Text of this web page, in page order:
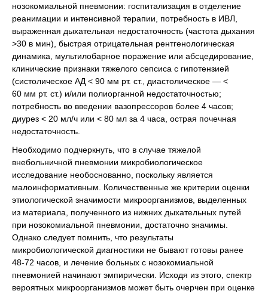
нозокомиальной пневмонии: госпитализация в отделение
реанимации и интенсивной терапии, потребность в ИВЛ,
выраженная дыхательная недостаточность (частота дыхания
>30 в мин), быстрая отрицательная рентгенологическая
динамика, мультилобарное поражение или абсцедирование,
клинические признаки тяжелого сепсиса с гипотензией
(систолическое АД < 90 мм рт. ст., диастолическое — <
60 мм рт. ст.) и/или полиорганной недостаточностью;
потребность во введении вазопрессоров более 4 часов;
диурез < 20 мл/ч или < 80 мл за 4 часа, острая почечная
недостаточность.
Необходимо подчеркнуть, что в случае тяжелой
внебольничной пневмонии микробиологическое
исследование необоснованно, поскольку является
малоинформативным. Количественные же критерии оценки
этиологической значимости микроорганизмов, выделенных
из материала, полученного из нижних дыхательных путей
при нозокомиальной пневмонии, достаточно значимы.
Однако следует помнить, что результаты
микробиологической диагностики не бывают готовы ранее
48-72 часов, и лечение больных с нозокомиальной
пневмонией начинают эмпирически. Исходя из этого, спектр
вероятных микроорганизмов может быть очерчен при оценке